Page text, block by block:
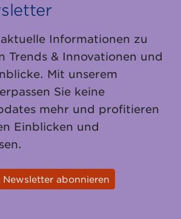
Informationen zu
Trends & Innovationen und
Mit unserem
Sie keine
mehr und profitieren
Einblicken und
Newsletter abonnieren